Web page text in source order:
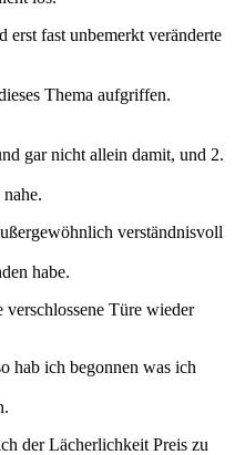
fast unbemerkt veränderte
Thema aufgriffen.
gar nicht allein damit, und 2.
verständnisvoll
habe.
verschlossene Türe wieder
hab ich begonnen was ich
der Lächerlichkeit Preis zu